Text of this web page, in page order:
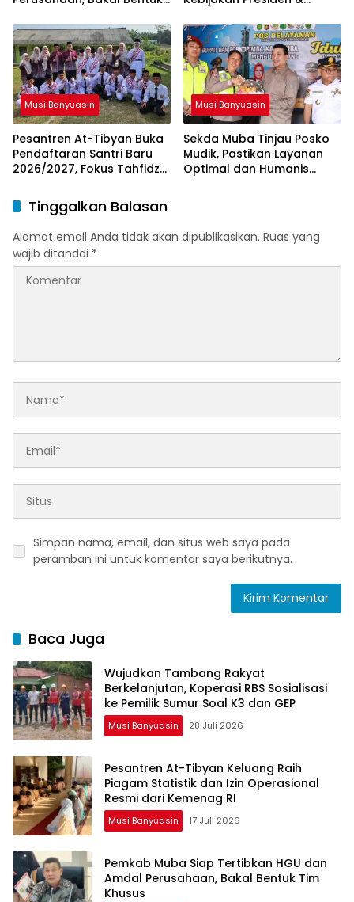
Musi Banyuasin
Pesantren At-Tibyan Buka
Pendaftaran Santri Baru
2026/2027, Fokus Tahfidz
Musi Banyuasin
Sekda Muba Tinjau Posko
Mudik, Pastikan Layanan
Optimal dan Humanis
Tinggalkan Balasan
Alamat email Anda tidak akan dipublikasikan. Ruas yang
wajib ditandai *
Simpan nama, email, dan situs web saya pada
peramban ini untuk komentar saya berikutnya.
Baca Juga
Wujudkan Tambang Rakyat
Berkelanjutan, Koperasi RBS Sosialisasi
ke Pemilik Sumur Soal K3 dan GEP
Musi Banyuasin 28 Juli 2026
Pesantren At-Tibyan Keluang Raih
Piagam Statistik dan Izin Operasional
Resmi dari Kemenag RI
Musi Banyuasin 17 Juli 2026
Pemkab Muba Siap Tertibkan HGU dan
Amdal Perusahaan, Bakal Bentuk Tim
Khusus